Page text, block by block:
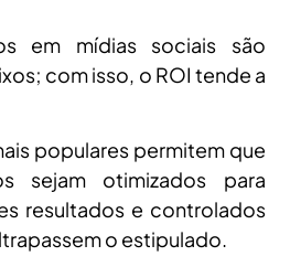
em mídias sociais são
com isso, o ROI tende a
populares permitem que
sejam otimizados para
resultados e controlados
o estipulado.